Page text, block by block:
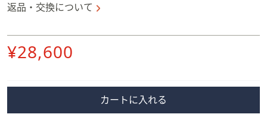
す。
返品・交換について
削
¥28,600
カートに入れる